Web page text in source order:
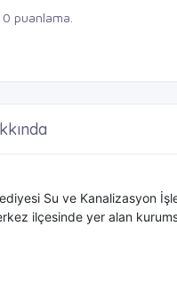
0 puanlama.
Su ve Kanalizasyon
ilçesinde yer alan